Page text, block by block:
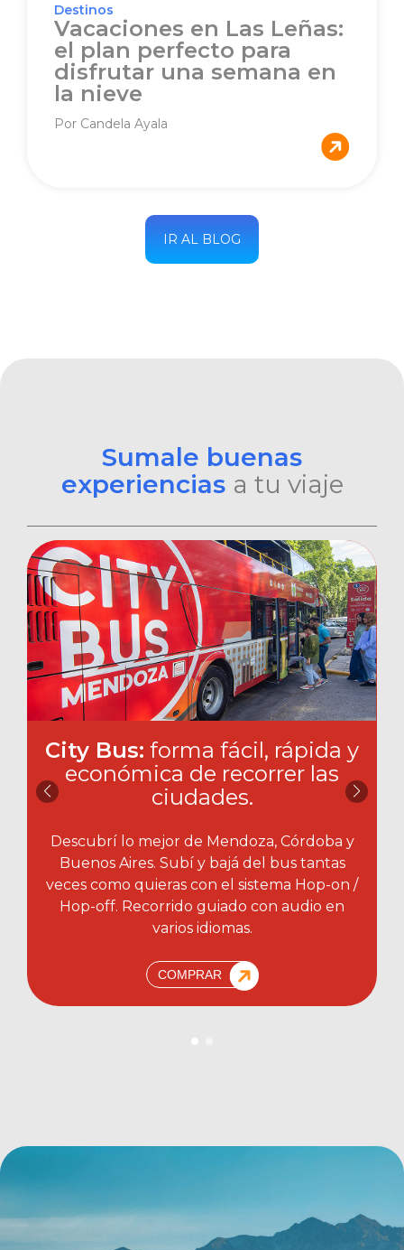
Destinos
Vacaciones en Las Leñas:
el plan perfecto para
disfrutar una semana en
la nieve
Por Candela Ayala
IR AL BLOG
Sumale buenas
experiencias a tu viaje
City Bus: forma fácil, rápida y
económica de recorrer las
ciudades.​
Descubrí lo mejor de Mendoza, Córdoba y
Buenos Aires. Subí y bajá del bus tantas
veces como quieras con el sistema Hop-on /
Hop-off. Recorrido guiado con audio en
varios idiomas.
COMPRAR